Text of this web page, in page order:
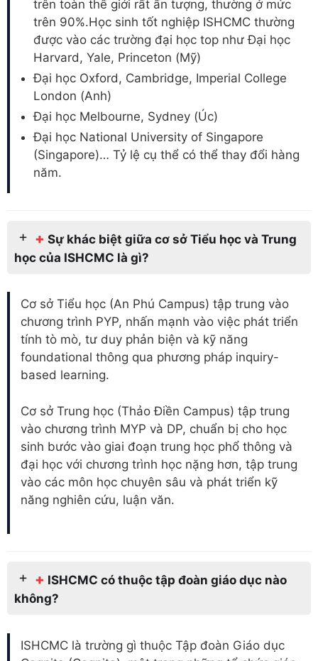
trên toàn thế giới rất ấn tượng, thường ở mức
trên 90%.Học sinh tốt nghiệp ISHCMC thường
được vào các trường đại học top như Đại học
Harvard, Yale, Princeton (Mỹ)
Đại học Oxford, Cambridge, Imperial College
London (Anh)
Đại học Melbourne, Sydney (Úc)
Đại học National University of Singapore
(Singapore)… Tỷ lệ cụ thể có thể thay đổi hàng
năm.
+ Sự khác biệt giữa cơ sở Tiểu học và Trung
học của ISHCMC là gì?
Cơ sở Tiểu học (An Phú Campus) tập trung vào
chương trình PYP, nhấn mạnh vào việc phát triển
tính tò mò, tư duy phản biện và kỹ năng
foundational thông qua phương pháp inquiry-
based learning.
Cơ sở Trung học (Thảo Điền Campus) tập trung
vào chương trình MYP và DP, chuẩn bị cho học
sinh bước vào giai đoạn trung học phổ thông và
đại học với chương trình học nặng hơn, tập trung
vào các môn học chuyên sâu và phát triển kỹ
năng nghiên cứu, luận văn.
+ ISHCMC có thuộc tập đoàn giáo dục nào
không?
ISHCMC là trường gì thuộc Tập đoàn Giáo dục